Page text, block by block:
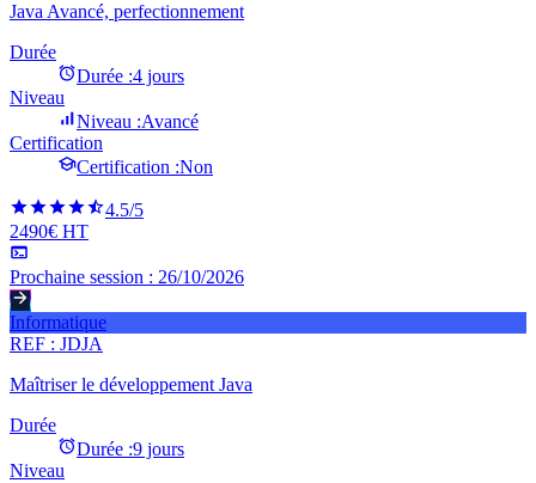
Java Avancé, perfectionnement
Durée
Durée :4 jours
Niveau
Niveau :Avancé
Certification
Certification :Non
4.5/5
2490€ HT
Prochaine session : 26/10/2026
Informatique
REF : JDJA
Maîtriser le développement Java
Durée
Durée :9 jours
Niveau